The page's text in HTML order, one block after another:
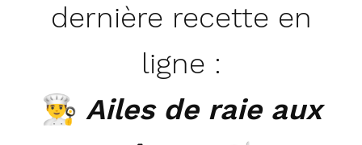
dernière recette en
ligne :
👨‍🍳 Ailes de raie aux